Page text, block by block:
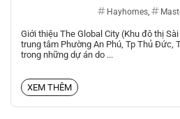
Sức khỏe
Thời trang
Ví điện tử
Visa card
Hayhomes,
Giới thiệu The Global City (Khu đô thị
trung tâm Phường An Phú, Tp Thủ Đức,
trong những dự án do ...
XEM THÊM